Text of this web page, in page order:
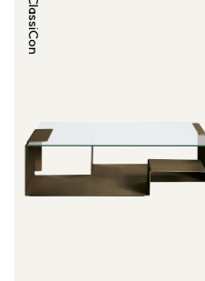
ClassiCon